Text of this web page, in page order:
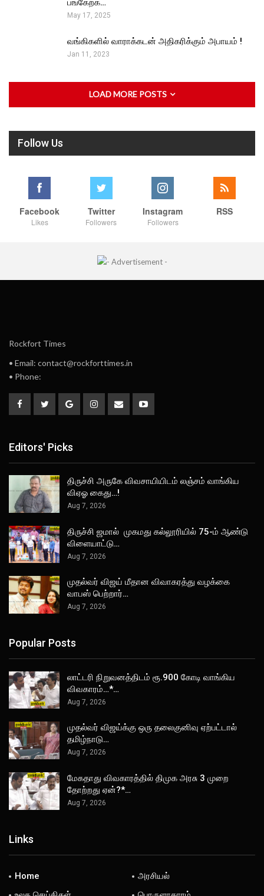
பங்கேற்க…
May 17, 2025
வங்கிகளில் வாராக்கடன் அதிகரிக்கும் அபாயம் !
Jan 11, 2023
LOAD MORE POSTS
Follow Us
Facebook
Likes
Twitter
Followers
Instagram
Followers
RSS
Rockfort Times
• Email: contact@rockforttimes.in
• Phone:
Editors' Picks
திருச்சி அருகே விவசாயியிடம் லஞ்சம் வாங்கிய
விஏஓ கைது…!
Aug 7, 2026
திருச்சி ஜமால் முகமது கல்லூரியில் 75-ம் ஆண்டு
விளையாட்டு…
Aug 7, 2026
முதல்வர் விஜய் மீதான விவாகரத்து வழக்கை
வாபஸ் பெற்றார்…
Aug 7, 2026
Popular Posts
லாட்டரி நிறுவனத்திடம் ரூ.900 கோடி வாங்கிய
விவகாரம்…*…
Aug 7, 2026
முதல்வர் விஜய்க்கு ஒரு தலைகுனிவு ஏற்பட்டால்
தமிழ்நாடு…
Aug 7, 2026
மேகதாது விவகாரத்தில் திமுக அரசு 3 முறை
தோற்றது ஏன்?*…
Aug 7, 2026
Links
Home
அரசியல்